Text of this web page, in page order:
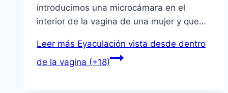
introducimos una microcámara en el
interior de la vagina de una mujer y que…
Leer más Eyaculación vista desde dentro
de la vagina (+18)